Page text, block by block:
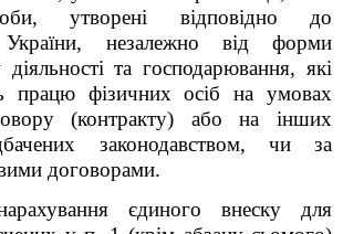
утворені відповідно до
України, незалежно від форми
діяльності та господарювання, які
працю фізичних осіб на умовах
(контракту) або на інших
законодавством, чи за
договорами.
єдиного внеску для